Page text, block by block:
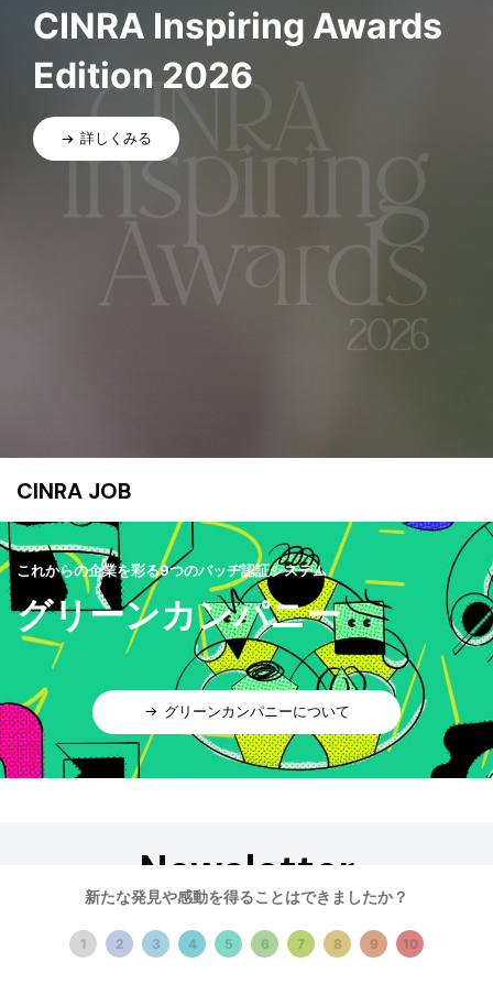
新たな発見や感動を得ることはできましたか？
1 2 3 4 5 6 7 8 9 10
CINRA Inspiring Awards
Edition 2026
詳しくみる
CINRA JOB
これからの企業を彩る9つのバッヂ認証システム
グリーンカンパニー
グリーンカンパニーについて
Newsletter
さまざまなテーマで週3〜4回程度お届けします。